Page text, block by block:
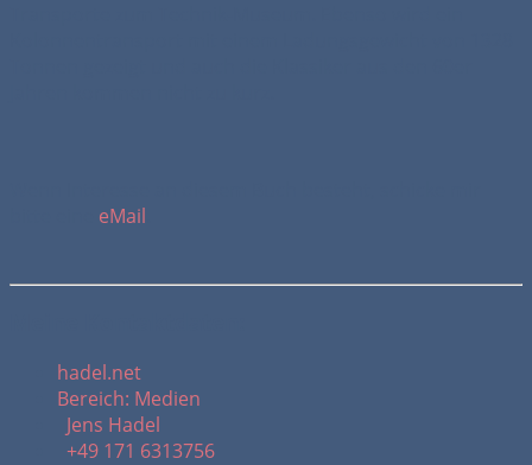
eMail
hadel.net
Bereich: Medien
Jens Hadel
+49 171 6313756